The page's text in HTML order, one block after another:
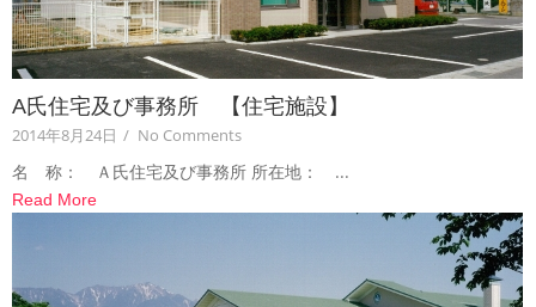
A氏住宅及び事務所 【住宅施設】
2014年8月24日 / No Comments
名 称： Ａ氏住宅及び事務所 所在地： ...
Read More